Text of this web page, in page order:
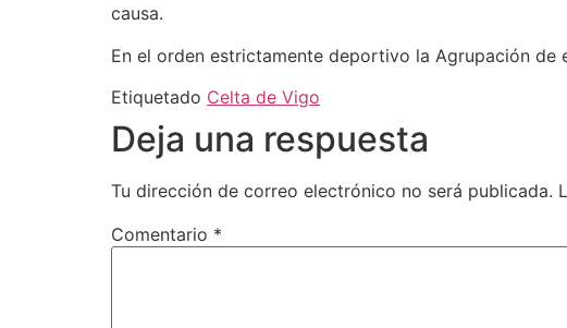
causa.
En el orden estrictamente deportivo la Agrupación
Etiquetado Celta de Vigo
Deja una respuesta
Tu dirección de correo electrónico no será publicada.
Comentario *